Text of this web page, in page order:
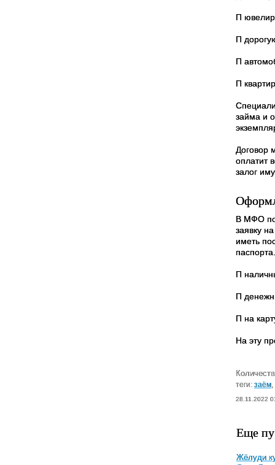
П
П
П
П
займа и
Договор
оплатит
залог
В МФО
заявку
иметь
П
П
П на
На эту
теги: заём
28.11.2022
Еще
Жёлуди